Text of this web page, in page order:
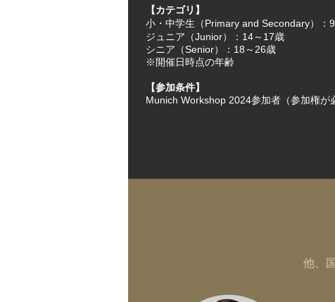
【カテゴリ】
小・中学生（Primary and Secondary）：
ジュニア（Junior）：14～17歳
シニア（Senior）：18～26歳
※開催日時点の年齢
【参加条件】
Munich Workshop 2024参加者（参加権が
他、